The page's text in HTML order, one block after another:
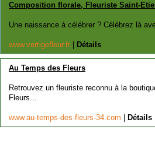
Composition florale, Fleuriste Saint-
Une naissance à célébrer ? Célébrez là
www.vertigefleur.fr Détails
Au Temps des Fleurs
Retrouvez un fleuriste reconnu à la
Fleurs...
www.au-temps-des-fleurs-34.com Détails